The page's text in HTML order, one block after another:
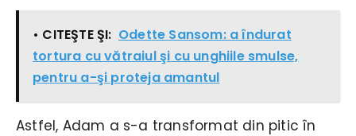
• CITEŞTE ŞI: Odette Sansom: a îndurat
tortura cu vătraiul şi cu unghiile smulse,
pentru a-şi proteja amantul
Astfel, Adam a s-a transformat din pitic în